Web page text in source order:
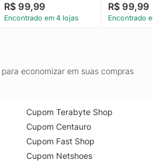
R$ 99,99
Encontrado em 4 lojas
R$ 99,99
Encontrado
economizar em suas compras
Cupom Terabyte Shop
Cupom Centauro
Cupom Fast Shop
Cupom Netshoes